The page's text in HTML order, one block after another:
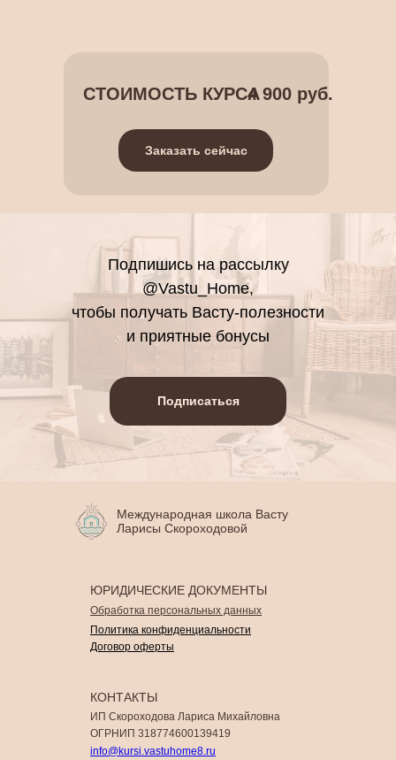
СТОИМОСТЬ КУРСА4 900 руб.
Заказать сейчас
Подпишись на рассылку
@Vastu_Home,
чтобы получать Васту-полезности
и приятные бонусы
Подписаться
ЮРИДИЧЕСКИЕ ДОКУМЕНТЫ
Обработка персональных данных
КОНТАКТЫ
ИП Скороходова Лариса Михайловна
ОГРНИП 318774600139419
info@kursi.vastuhome8.ru
Международная школа Васту
Ларисы Скороходовой
Политика конфиденциальности
Договор оферты